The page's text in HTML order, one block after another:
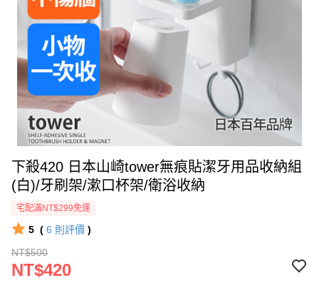
下殺420 日本山崎tower無痕貼潔牙用品收納組
(白)/牙刷架/漱口杯架/衛浴收納
宅配滿NT$299免運
5 ( 6 則評價 )
NT$500
NT$420